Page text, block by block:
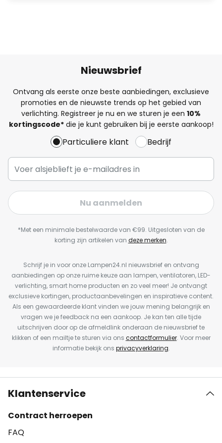
Nieuwsbrief
Ontvang als eerste onze beste aanbiedingen, exclusieve
promoties en de nieuwste trends op het gebied van
verlichting. Registreer je nu en we sturen je een 10%
kortingscode*die je kunt gebruiken bij je eerste aankoop!
Particuliere klant Bedrijf
Nu aanmelden
*Met een minimale bestelwaarde van €99. Uitgesloten van de
korting zijn artikelen van deze merken.
Schrijf je in voor onze Lampen24.nl nieuwsbrief en ontvang
aanbiedingen op onze ruime keuze aan lampen, ventilatoren, LED-
verlichting, smart home producten en zo veel meer! Je ontvangt
exclusieve kortingen, productaanbevelingen en inspiratieve content.
Als een gewaardeerde klant vinden we jouw mening belangrijk en
vragen we je feedback na een aankoop. Je kan ten alle tijde
uitschrijven door op de afmeldlink onderaan de nieuwsbrief te
klikken of een mailtje te sturen via ons contactformulier. Voor meer
informatie bekijk ons privacyverklaring.
Klantenservice
Contract herroepen
FAQ